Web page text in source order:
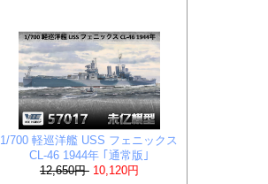
1/700 軽巡洋艦 USS フェニックス
CL-46 1944年 ｢通常版｣
12,650円 10,120円